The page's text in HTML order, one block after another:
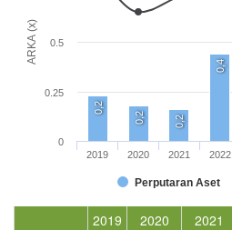
ARKA (x)
0,2
0,2 0,2
0,4
Perputaran Aset
2019 2020 2021 2022
0
0.25
0.5
2019 2020 2021